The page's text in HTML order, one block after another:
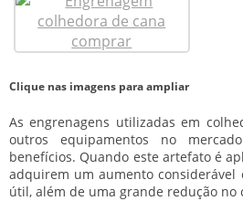
Clique nas imagens para ampliar
As engrenagens utilizadas em
outros equipamentos no
benefícios. Quando este artefato é
adquirem um aumento considerável
útil, além de uma grande redução no